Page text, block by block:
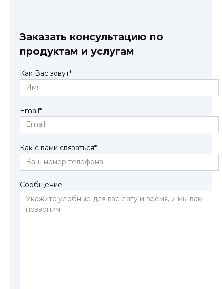
Заказать консультацию по
продуктам и услугам
Как Вас зовут*
Email*
Как с вами связаться*
Сообщение